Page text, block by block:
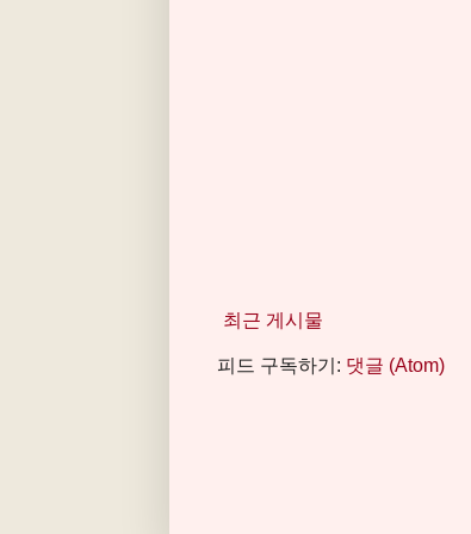
최근 게시물
피드 구독하기: 댓글 (Atom)